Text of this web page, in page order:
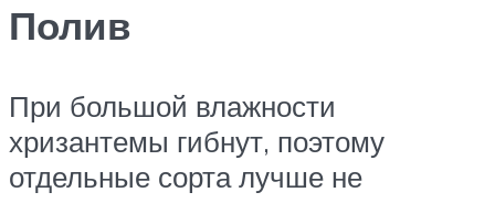
Полив
При большой влажности
хризантемы гибнут, поэтому
отдельные сорта лучше не